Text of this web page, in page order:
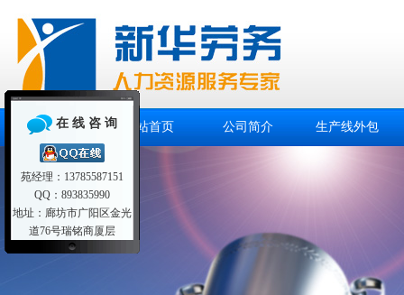
网站首页 公司简介 生产线外包
在 线 咨 询
苑经理：13785587151
QQ：893835990
地址：廊坊市广阳区金光
道76号瑞铭商厦层